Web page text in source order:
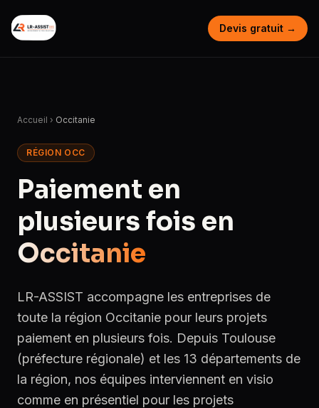
Devis gratuit →
Accueil › Occitanie
RÉGION OCC
Paiement en
plusieurs fois en
Occitanie
LR-ASSIST accompagne les entreprises de
toute la région Occitanie pour leurs projets
paiement en plusieurs fois. Depuis Toulouse
(préfecture régionale) et les 13 départements de
la région, nos équipes interviennent en visio
comme en présentiel pour les projets